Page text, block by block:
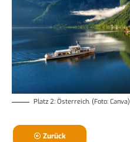
Platz 2: Österreich. (Foto: Canva)
Zurück